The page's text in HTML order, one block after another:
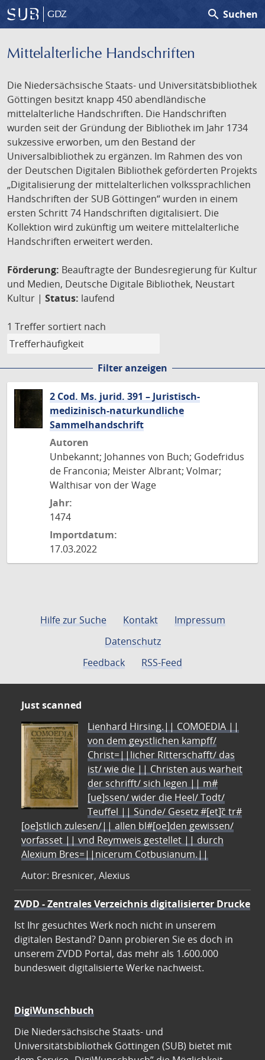
GDZ search Suchen
Mittelalterliche Handschriften
Die Niedersächsische Staats- und Universitätsbibliothek
Göttingen besitzt knapp 450 abendländische
mittelalterliche Handschriften. Die Handschriften
wurden seit der Gründung der Bibliothek im Jahr 1734
sukzessive erworben, um den Bestand der
Universalbibliothek zu ergänzen. Im Rahmen des von
der Deutschen Digitalen Bibliothek geförderten Projekts
„Digitalisierung der mittelalterlichen volkssprachlichen
Handschriften der SUB Göttingen“ wurden in einem
ersten Schritt 74 Handschriften digitalisiert. Die
Kollektion wird zukünftig um weitere mittelalterliche
Handschriften erweitert werden.
Förderung: Beauftragte der Bundesregierung für Kultur
und Medien, Deutsche Digitale Bibliothek, Neustart
Kultur | Status: laufend
1 Treffer sortiert nach
Filter anzeigen
2 Cod. Ms. jurid. 391 – Juristisch-
medizinisch-naturkundliche
Sammelhandschrift
Autoren
Unbekannt; Johannes von Buch; Godefridus
de Franconia; Meister Albrant; Volmar;
Walthisar von der Wage
Jahr:
1474
Importdatum:
17.03.2022
Hilfe zur Suche Kontakt
Impressum
Datenschutz
Feedback
RSS-Feed
Just scanned
Lienhard Hirsing.|| COMOEDIA ||
von dem geystlichen kampff/
Christ=||licher Ritterschafft/ das
ist/ wie die || Christen aus warheit
der schrifft/ sich legen || m#
[ue]ssen/ wider die Heel/ Todt/
Teuffel || Sünde/ Gesetz #[et]c̃ tr#
[oe]stlich zulesen/|| allen bl#[oe]den gewissen/
vorfasset || vnd Reymweis gestellet || durch
Alexium Bres=||nicerum Cotbusianum.||
Autor: Bresnicer, Alexius
ZVDD - Zentrales Verzeichnis digitalisierter Drucke
Ist Ihr gesuchtes Werk noch nicht in unserem
digitalen Bestand? Dann probieren Sie es doch in
unserem ZVDD Portal, das mehr als 1.600.000
bundesweit digitalisierte Werke nachweist.
DigiWunschbuch
Die Niedersächsische Staats- und
Universitätsbibliothek Göttingen (SUB) bietet mit